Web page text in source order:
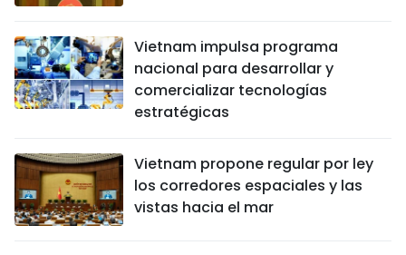
Vietnam impulsa programa
nacional para desarrollar y
comercializar tecnologías
estratégicas
Vietnam propone regular por ley
los corredores espaciales y las
vistas hacia el mar